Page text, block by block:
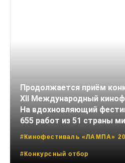
Продолжается приём
XII Международный
На вдохновляющий
655 работ из 51 страны
#Кинофестиваль «ЛАМПА»
#Конкурсный отбор